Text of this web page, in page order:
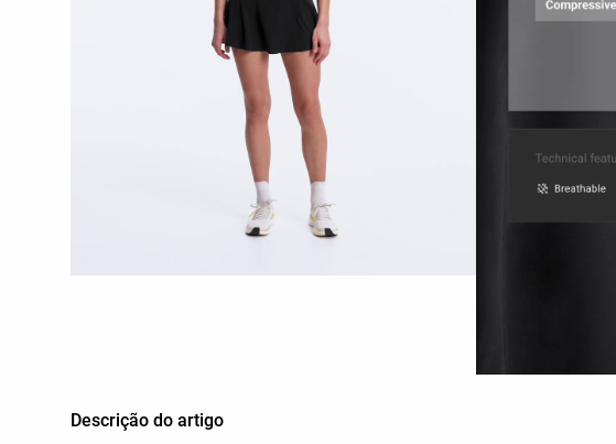
Descrição do artigo